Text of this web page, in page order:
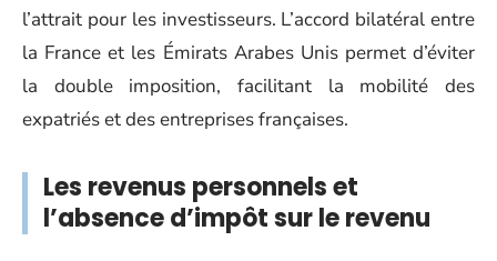
l’attrait pour les investisseurs. L’accord bilatéral entre
la France et les Émirats Arabes Unis permet d’éviter
la double imposition, facilitant la mobilité des
expatriés et des entreprises françaises.
Les revenus personnels et
l’absence d’impôt sur le revenu